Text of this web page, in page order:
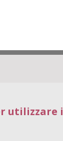
utilizzare i